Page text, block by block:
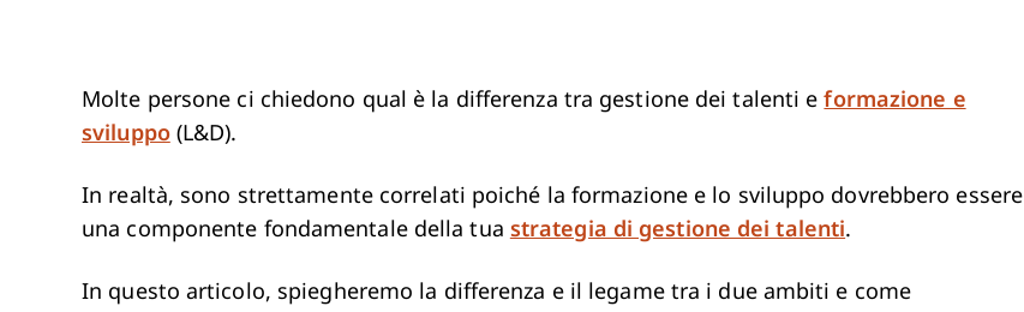
Molte persone ci chiedono qual è la differenza tra gestione dei talenti eformazione e
sviluppo(L&D).
In realtà, sono strettamente correlati poiché la formazione e lo sviluppo dovrebbero essere
una componente fondamentale della tua strategia di gestione dei talenti.
In questo articolo, spiegheremo la differenza e il legame tra i due ambiti e come